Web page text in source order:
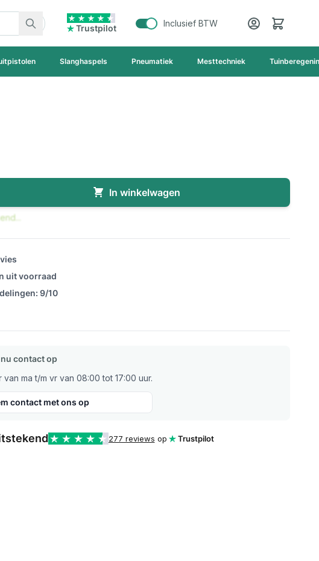
Trustpilot
Inclusief BTW Cart
Slanghaspels Pneumatiek Mesttechniek
In winkelwagen
uit voorraad
9/10
contact op
ma t/m vr van 08:00 tot 17:00 uur.
contact met ons op
277 reviews op Trustpilot